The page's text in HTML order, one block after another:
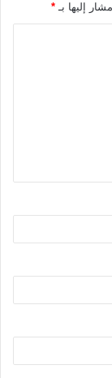
إليها بـ *